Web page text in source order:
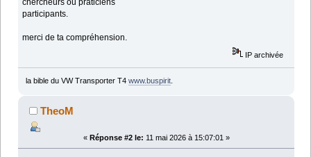
chercheurs ou praticiens
participants.
merci de ta compréhension.
IP archivée
la bible du VW Transporter T4 www.buspirit.
TheoM
« Réponse #2 le: 11 mai 2026 à 15:07:01 »